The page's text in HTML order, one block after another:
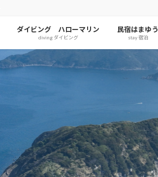
ダイビング ハローマリン
diving ダイビング
民宿はまゆう
stay 宿泊